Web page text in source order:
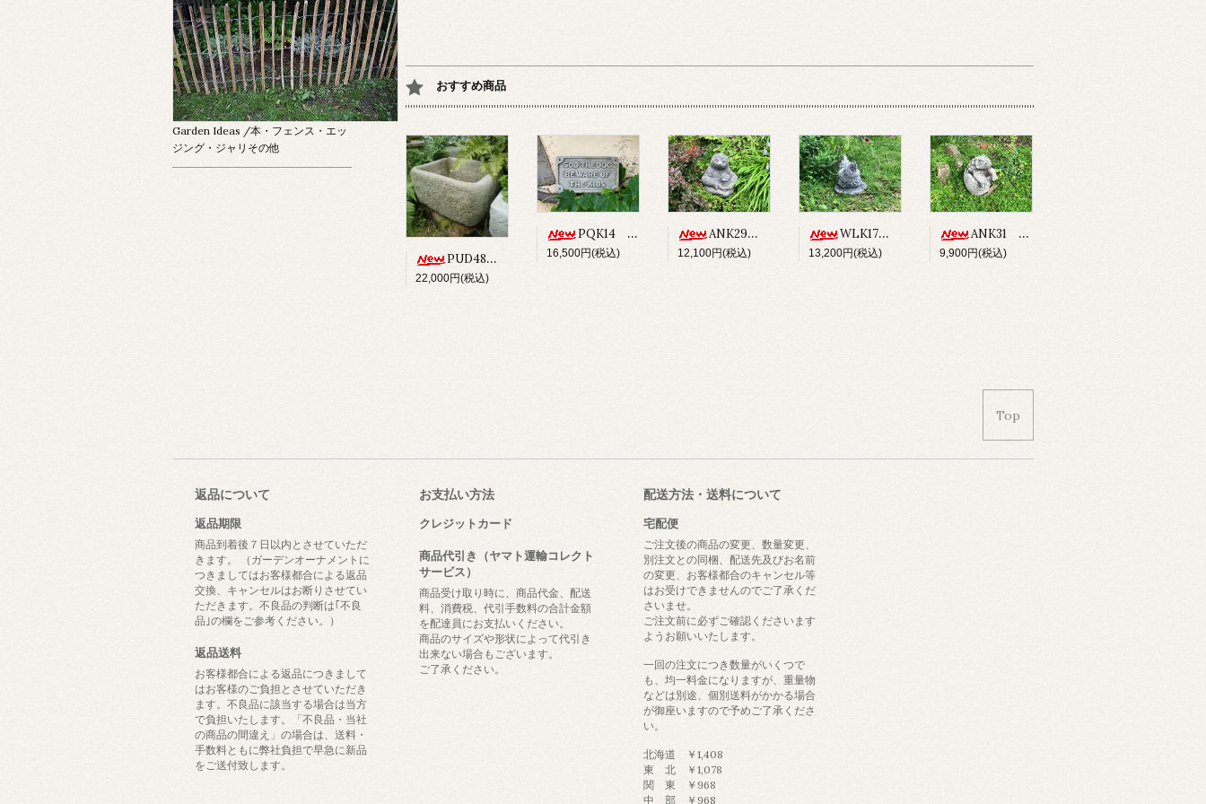
おすすめ商品
PUD48 ALPINE PLANTER
22,000円(税込)
PQK14 SOD THE DOG BEWARE OF THE KIDS
16,500円(税込)
ANK29 SLOTH
12,100円(税込)
WLK17 CHICKEN
13,200円(税込)
ANK31 ANCHISAURUS
9,900円(税込)
Garden Ideas /本・フェンス・エッ
ジング・ジャリその他
Top
返品について
返品期限
商品到着後７日以内とさせていただ
きます。 （ガーデンオーナメントに
つきましてはお客様都合による返品
交換、キャンセルはお断りさせてい
ただきます。不良品の判断は｢不良
品｣の欄をご参考ください。）
返品送料
お客様都合による返品につきまして
はお客様のご負担とさせていただき
ます。不良品に該当する場合は当方
で負担いたします。「不良品・当社
の商品の間違え」の場合は、送料・
手数料ともに弊社負担で早急に新品
をご送付致します。
お支払い方法
クレジットカード
商品代引き（ヤマト運輸コレクト
サービス）
商品受け取り時に、商品代金、配送
料、消費税、代引手数料の合計金額
を配達員にお支払いください。
商品のサイズや形状によって代引き
出来ない場合もございます。
ご了承ください。
配送方法・送料について
宅配便
ご注文後の商品の変更、数量変更、
別注文との同梱、配送先及びお名前
の変更、お客様都合のキャンセル等
はお受けできませんのでご了承くだ
さいませ。
ご注文前に必ずご確認くださいます
ようお願いいたします。
一回の注文につき数量がいくつで
も、均一料金になりますが、重量物
などは別途、個別送料がかかる場合
が御座いますので予めご了承くださ
い。
北海道 ￥1,408
東 北 ￥1,078
関 東 ￥968
中 部 ￥968